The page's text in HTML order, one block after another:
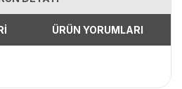
ÜRÜN YORUMLARI